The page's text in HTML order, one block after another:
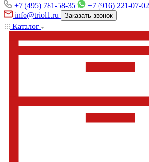
+7 (495) 781-58-35
+7 (916) 221-07-02
info@triol1.ru
Заказать звонок
Каталог